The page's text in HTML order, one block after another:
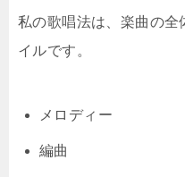
私の歌唱法は、楽曲の全
イルです。
メロディー
編曲